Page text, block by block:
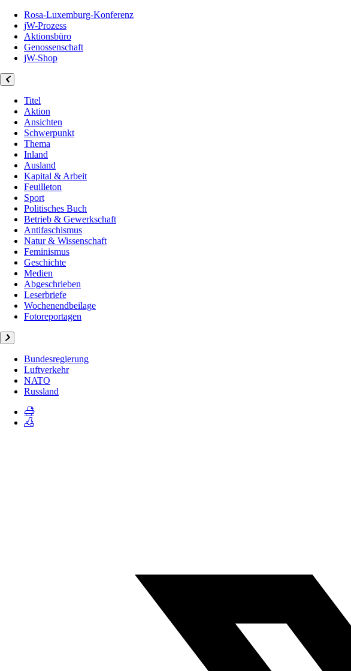
Rosa-Luxemburg-Konferenz
jW-Prozess
Aktionsbüro
Genossenschaft
jW-Shop
Titel
Aktion
Ansichten
Schwerpunkt
Thema
Inland
Ausland
Kapital & Arbeit
Feuilleton
Sport
Politisches Buch
Betrieb & Gewerkschaft
Antifaschismus
Natur & Wissenschaft
Feminismus
Geschichte
Medien
Abgeschrieben
Leserbriefe
Wochenendbeilage
Fotoreportagen
Bundesregierung
Luftverkehr
NATO
Russland